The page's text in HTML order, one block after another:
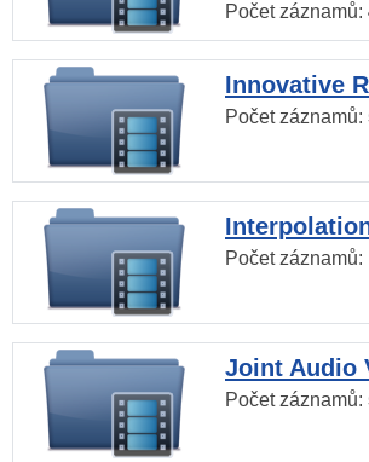
Počet záznamů:
Innovative
Počet záznamů:
Počet záznamů:
Joint Audio
Počet záznamů: